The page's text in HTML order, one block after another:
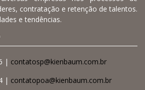
contratação e retenção de talentos.
e tendências.
| contatosp@kienbaum.com.br
| contatopoa@kienbaum.com.br